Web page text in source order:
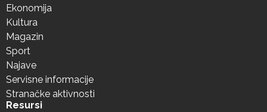
Ekonomija
Kultura
Magazin
Sport
Najave
Servisne informacije
Stranačke aktivnosti
Resursi